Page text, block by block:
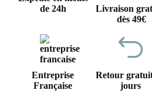
de 24h
Livraison
dès 49€
Entreprise
Française
Retour
jours